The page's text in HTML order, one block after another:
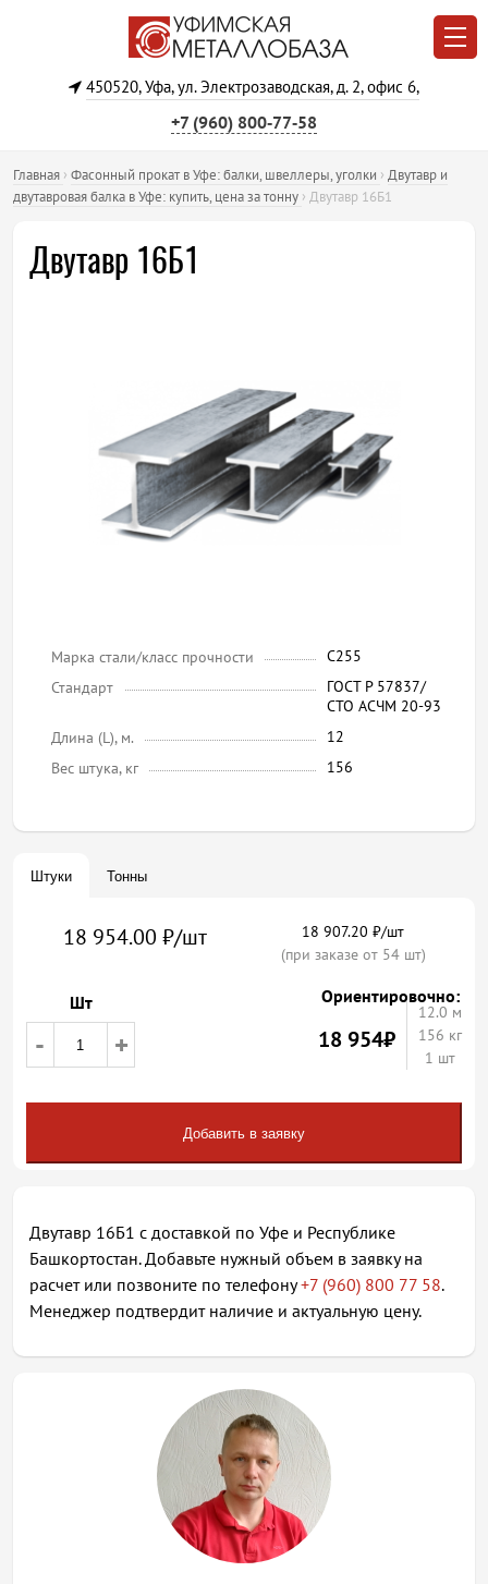
450520, Уфа, ул. Электрозаводская, д. 2, офис 6,
+7 (960) 800‐77‐58
Главная › Фасонный прокат в Уфе: балки, швеллеры, уголки › Двутавр и
двутавровая балка в Уфе: купить, цена за тонну › Двутавр 16Б1
Двутавр 16Б1
Марка стали/класс прочности
С255
Стандарт
ГОСТ Р 57837/
СТО АСЧМ 20-93
Длина (L), м.
12
Вес штука, кг
156
Штуки Тонны
18 954.00 ₽/шт
18 907.20 ₽/шт
(при заказе от 54 шт)
Шт
- +
Ориентировочно:
18 954₽
12.0 м
156 кг
1 шт
Добавить в заявку
Двутавр 16Б1 с доставкой по Уфе и Республике
Башкортостан. Добавьте нужный объем в заявку на
расчет или позвоните по телефону+7 (960) 800 77 58.
Менеджер подтвердит наличие и актуальную цену.